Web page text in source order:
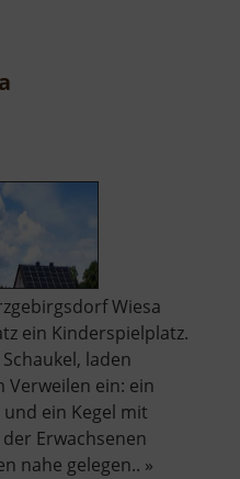
Wiesa
ein Kinderspielplatz.
laden
ein: ein
ein Kegel mit
Erwachsenen
nahe gelegen.. »